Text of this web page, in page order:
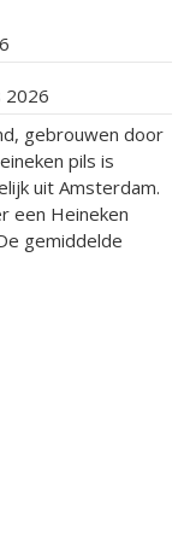
2026
gebrouwen door
pils is
uit Amsterdam.
een Heineken
gemiddelde